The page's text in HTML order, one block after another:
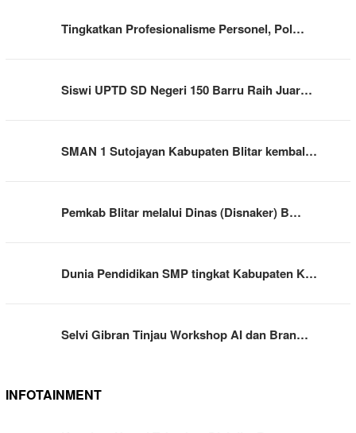
Tingkatkan Profesionalisme Personel, Pol…
Siswi UPTD SD Negeri 150 Barru Raih Juar…
SMAN 1 Sutojayan Kabupaten Blitar kembal…
Pemkab Blitar melalui Dinas (Disnaker) B…
Dunia Pendidikan SMP tingkat Kabupaten K…
Selvi Gibran Tinjau Workshop AI dan Bran…
INFOTAINMENT